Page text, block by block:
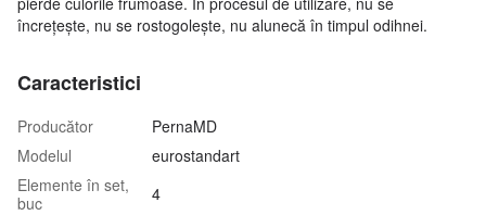
încrețește, nu se rostogolește, nu alunecă în timpul odihnei.
Caracteristici
Producător
PernaMD
Modelul
eurostandart
Elemente în set,
buc
4